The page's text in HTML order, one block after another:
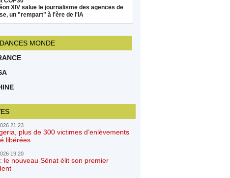
XIV salue le journalisme des agences de
un "rempart" à l'ère de l'IA
MONDE
21:23
plus de 300 victimes d’enlèvements
libérées
19:20
le nouveau Sénat élit son premier